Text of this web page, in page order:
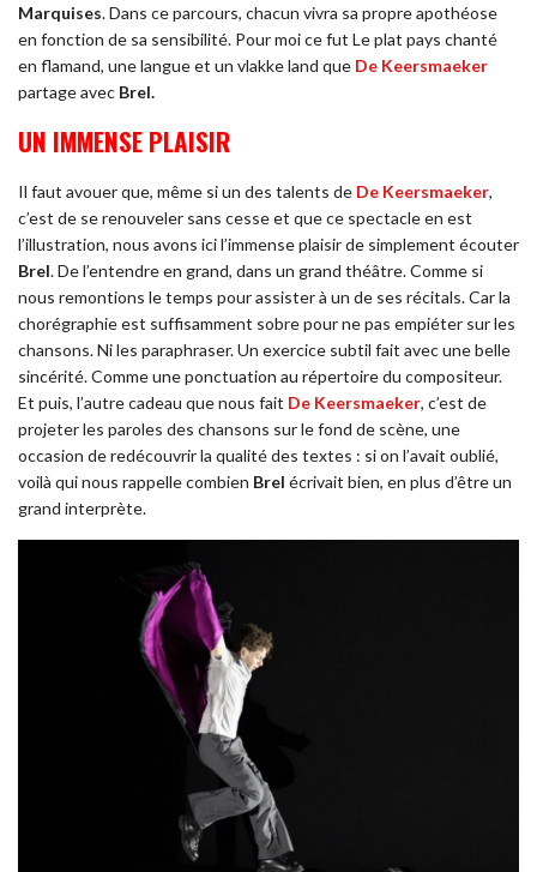
Marquises. Dans ce parcours, chacun vivra sa propre apothéose
en fonction de sa sensibilité. Pour moi ce fut Le plat pays chanté
en flamand, une langue et un vlakke land que De Keersmaeker
partage avec Brel.
UN IMMENSE PLAISIR
Il faut avouer que, même si un des talents de De Keersmaeker,
c’est de se renouveler sans cesse et que ce spectacle en est
l’illustration, nous avons ici l’immense plaisir de simplement écouter
Brel. De l’entendre en grand, dans un grand théâtre. Comme si
nous remontions le temps pour assister à un de ses récitals. Car la
chorégraphie est suffisamment sobre pour ne pas empiéter sur les
chansons. Ni les paraphraser. Un exercice subtil fait avec une belle
sincérité. Comme une ponctuation au répertoire du compositeur.
Et puis, l’autre cadeau que nous fait De Keersmaeker, c’est de
projeter les paroles des chansons sur le fond de scène, une
occasion de redécouvrir la qualité des textes : si on l’avait oublié,
voilà qui nous rappelle combien Brel écrivait bien, en plus d’être un
grand interprète.